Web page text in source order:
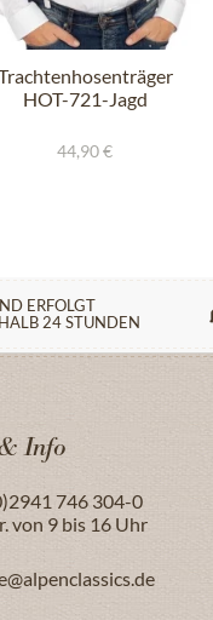
HOT-721-Jagd
44,90 €
ERFOLGT
24 STUNDEN
Info
746 304-0
von 9 bis 16 Uhr